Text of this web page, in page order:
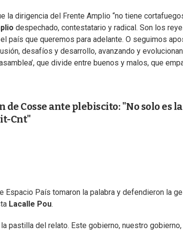
la dirigencia del Frente Amplio “no tiene
despechado, contestatario y radical. Son los
país que queremos para adelante. O seguimos
desafíos y desarrollo, avanzando y
que divide entre buenos y malos, que
de Cosse ante plebiscito: "No solo es
Cnt"
Espacio País tomaron la palabra y defendieron la
Lacalle Pou.
pastilla del relato. Este gobierno, nuestro